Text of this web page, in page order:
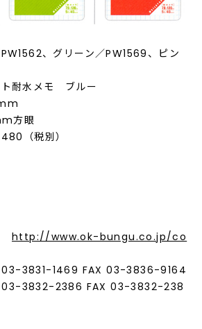
、グリーン／PW1569、ピン
耐水メモ ブルー
方眼
（税別）
http://www.ok-bungu.co.jp/co
3831-1469 FAX 03-3836-9164
3832-2386 FAX 03-3832-238